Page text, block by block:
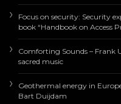
Focus on security: Security
book “Handbook on Access
Comforting Sounds – Frank
sacred music
Geothermal energy in
Bart Duijdam